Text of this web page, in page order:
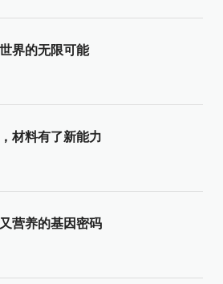
界的无限可能
材料有了新能力
营养的基因密码